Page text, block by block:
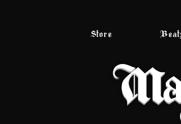
Store